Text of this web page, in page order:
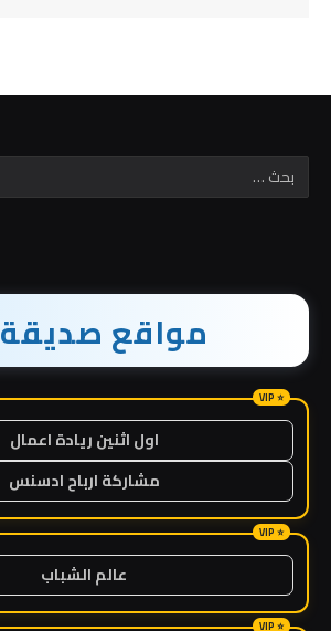
مواقع صديقة
اول اثنين ريادة اعمال
مشاركة ارباح ادسنس
عالم الشباب